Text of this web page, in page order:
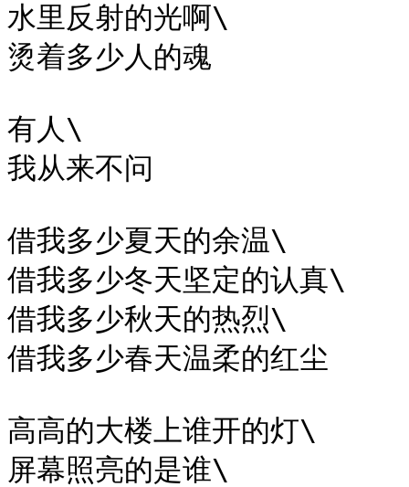
水里反射的光啊\
烫着多少人的魂
有人\
我从来不问
借我多少夏天的余温\
借我多少冬天坚定的认真\
借我多少秋天的热烈\
借我多少春天温柔的红尘
高高的大楼上谁开的灯\
屏幕照亮的是谁\